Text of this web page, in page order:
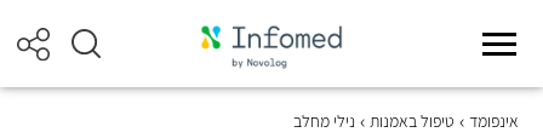
אינפומד טיפול באמנות נילי מחלב